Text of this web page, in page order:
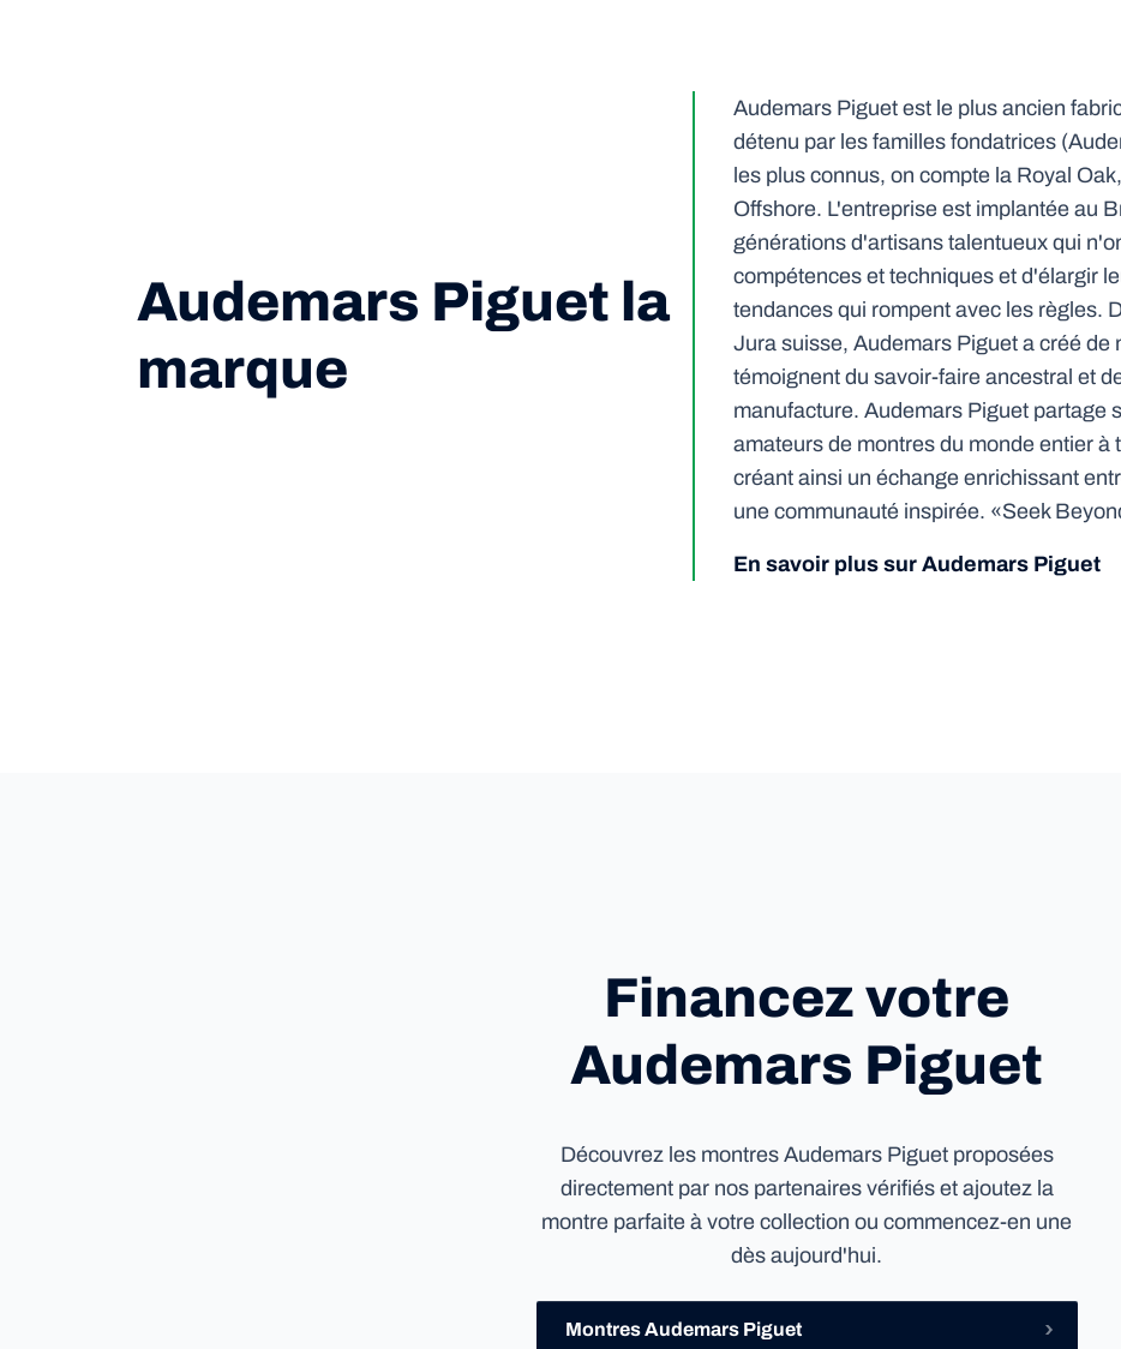
Audemars Piguet la
marque
Audemars Piguet est le plus ancien
détenu par les familles fondatrices
les plus connus, on compte la Royal
Offshore. L'entreprise est implantée au
générations d'artisans talentueux qui
compétences et techniques et d'élargir
tendances qui rompent avec les règles.
Jura suisse, Audemars Piguet a créé
témoignent du savoir-faire ancestral et
manufacture. Audemars Piguet partage
amateurs de montres du monde entier à
créant ainsi un échange enrichissant
une communauté inspirée. «Seek
En savoir plus sur Audemars Piguet
Financez votre
Audemars Piguet
Découvrez les montres Audemars Piguet proposées
directement par nos partenaires vérifiés et ajoutez la
montre parfaite à votre collection ou commencez-en une
dès aujourd'hui.
Montres Audemars Piguet